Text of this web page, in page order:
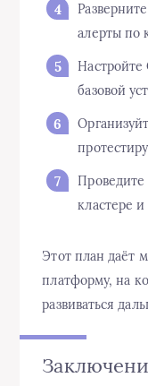
алерты по
Настройте
базовой
Проведите
кластере
Этот план даёт
платформу, на
развиваться